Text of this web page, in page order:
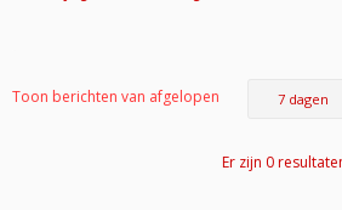
Toon berichten van afgelopen
Er zijn 0